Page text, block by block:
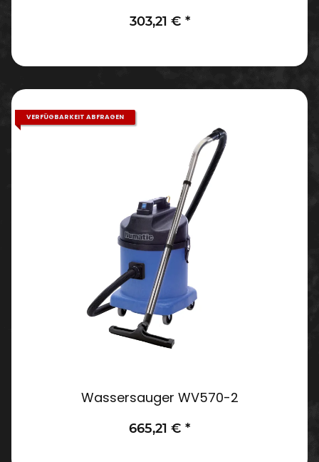
303,21 € *
VERFÜGBARKEIT ABFRAGEN
Wassersauger WV570-2
665,21 € *